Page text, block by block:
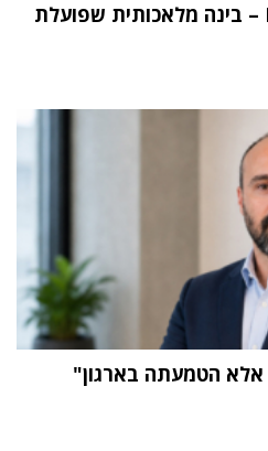
"העתיד הוא Physical AI – בינה מלאכותית שפועלת